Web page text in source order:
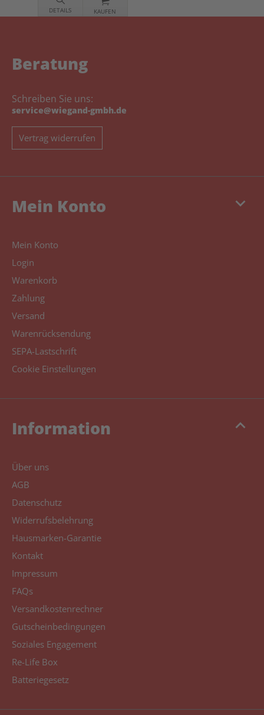
DETAILS KAUFEN
Beratung
Schreiben Sie uns:
service@wiegand-gmbh.de
Vertrag widerrufen
keyboard_arrow_down
Mein Konto
Mein Konto
Login
Warenkorb
Zahlung
Versand
Warenrücksendung
SEPA-Lastschrift
Cookie Einstellungen
keyboard_arrow_up
Information
Über uns
AGB
Datenschutz
Widerrufsbelehrung
Hausmarken-Garantie
Kontakt
Impressum
FAQs
Versandkostenrechner
Gutscheinbedingungen
Soziales Engagement
Re-Life Box
Batteriegesetz